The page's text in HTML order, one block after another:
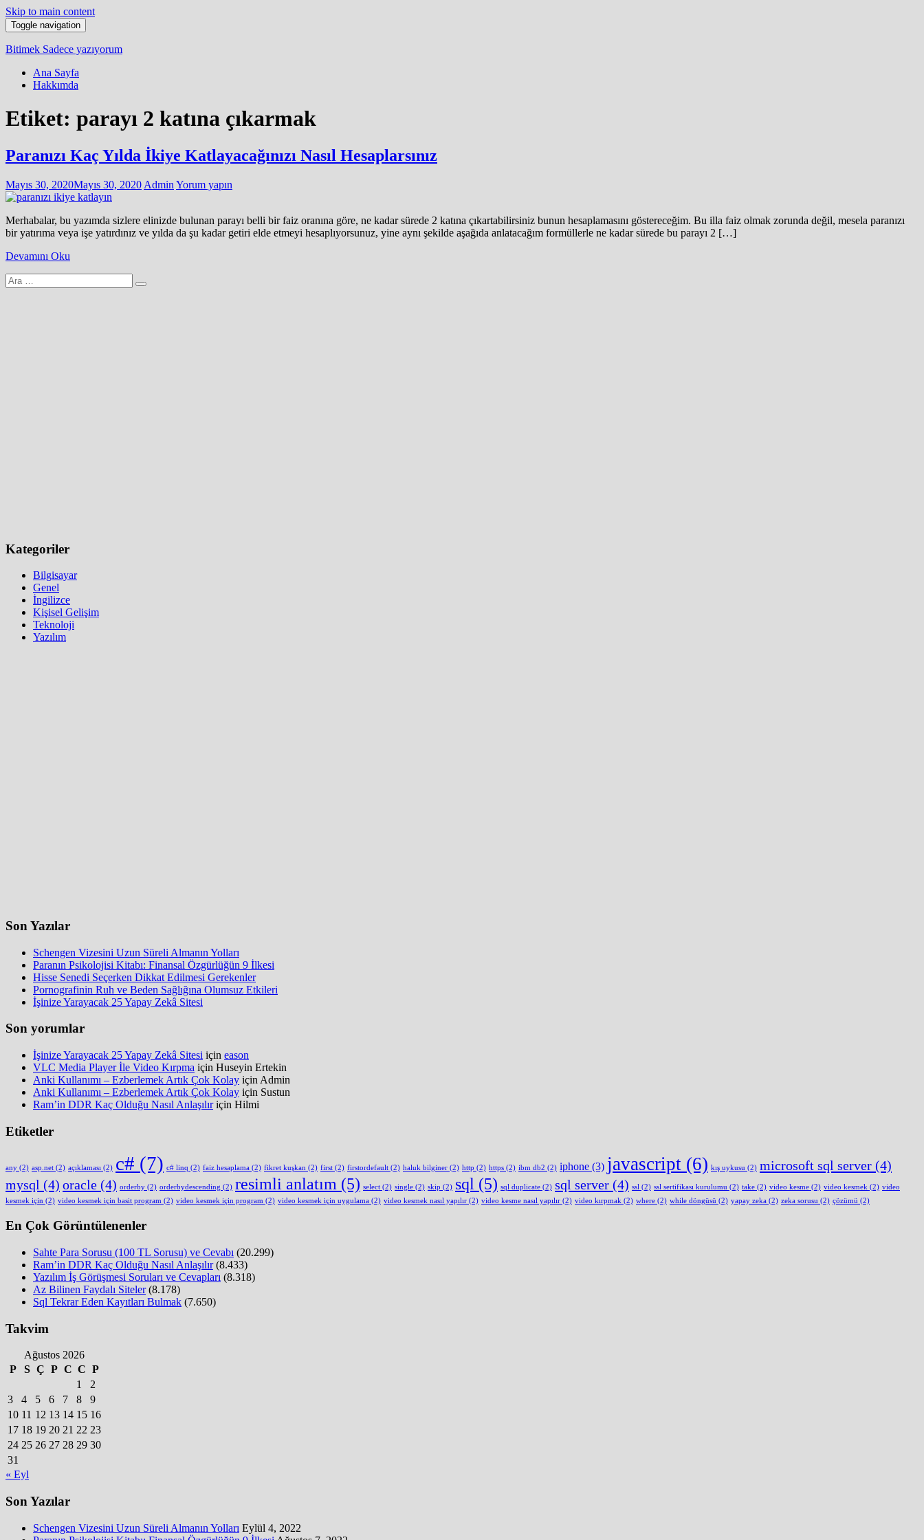
Skip to main content
Toggle navigation
Bitimek Sadece yazıyorum
Ana Sayfa
Hakkımda
Etiket: parayı 2 katına çıkarmak
Paranızı Kaç Yılda İkiye Katlayacağınızı Nasıl Hesaplarsınız
Mayıs 30, 2020Mayıs 30, 2020 Admin Yorum yapın
Merhabalar, bu yazımda sizlere elinizde bulunan parayı belli bir faiz oranına göre, ne kadar sürede 2 katına çıkartabilirsiniz bunun hesaplamasını göstereceğim. Bu illa faiz olmak zorunda değil, mesela paranızı
bir yatırıma veya işe yatırdınız ve yılda da şu kadar getiri elde etmeyi hesaplıyorsunuz, yine aynı şekilde aşağıda anlatacağım formüllerle ne kadar sürede bu parayı 2 […]
Devamını Oku
Arama
yap:
Kategoriler
Bilgisayar
Genel
İngilizce
Kişisel Gelişim
Teknoloji
Yazılım
Son Yazılar
Schengen Vizesini Uzun Süreli Almanın Yolları
Paranın Psikolojisi Kitabı: Finansal Özgürlüğün 9 İlkesi
Hisse Senedi Seçerken Dikkat Edilmesi Gerekenler
Pornografinin Ruh ve Beden Sağlığına Olumsuz Etkileri
İşinize Yarayacak 25 Yapay Zekâ Sitesi
Son yorumlar
İşinize Yarayacak 25 Yapay Zekâ Sitesi için eason
VLC Media Player İle Video Kırpma için Huseyin Ertekin
Anki Kullanımı – Ezberlemek Artık Çok Kolay için Admin
Anki Kullanımı – Ezberlemek Artık Çok Kolay için Sustun
Ram’in DDR Kaç Olduğu Nasıl Anlaşılıriçin Hilmi
Etiketler
any (2) asp.net (2) açıklaması (2) c# (7) c# linq (2) faiz hesaplama (2) fikret kuşkan (2) first (2) firstordefault (2) haluk bilginer (2) http (2) https (2) ibm db2 (2) iphone (3) javascript (6) kış uykusu (2) microsoft sql server (4)
mysql (4) oracle (4) orderby (2) orderbydescending (2) resimli anlatım (5) select (2) single (2) skip (2) sql (5) sql duplicate (2) sql server (4) ssl (2) ssl sertifikası kurulumu (2) take (2) video kesme (2) video kesmek (2) video
kesmek için (2) video kesmek için basit program (2) video kesmek için program (2) video kesmek için uygulama (2) video kesmek nasıl yapılır (2) video kesme nasıl yapılır (2) video kırpmak (2) where (2) while döngüsü (2) yapay zeka (2) zeka sorusu (2) çözümü (2)
En Çok Görüntülenenler
Sahte Para Sorusu (100 TL Sorusu) ve Cevabı (20.299)
Ram’in DDR Kaç Olduğu Nasıl Anlaşılır (8.433)
Yazılım İş Görüşmesi Soruları ve Cevapları (8.318)
Az Bilinen Faydalı Siteler (8.178)
Sql Tekrar Eden Kayıtları Bulmak (7.650)
Takvim
Ağustos 2026
P
S Ç P C C P
1
2
3
4 5 6 7 8
9
10 11 12 13 14 15 16
17 18 19 20 21 22 23
24 25 26 27 28 29 30
31
« Eyl
Son Yazılar
Schengen Vizesini Uzun Süreli Almanın Yolları Eylül 4, 2022